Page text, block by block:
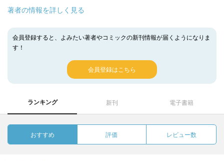
著者の情報を詳しく見る
会員登録すると、よみたい著者やコミックの新刊情報が届くようになりま
す！
会員登録はこちら
ランキング 新刊 電子書籍
おすすめ 評価 レビュー数